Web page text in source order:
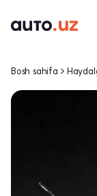
Bosh sahifa